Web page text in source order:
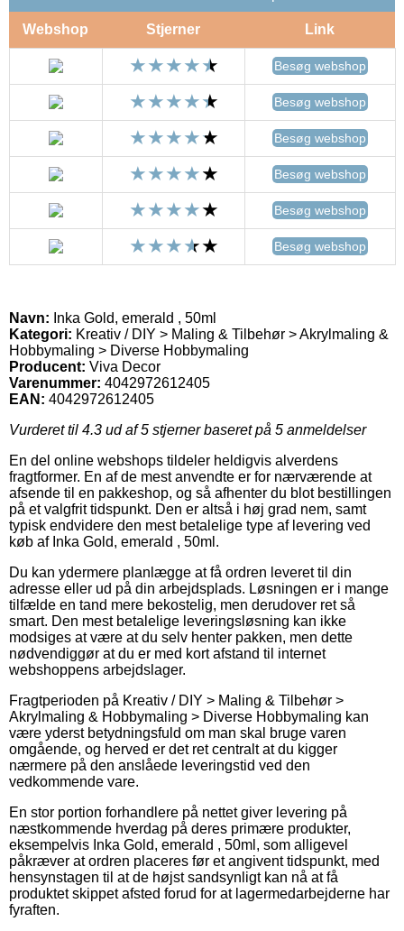
Webshop Stjerner Link
Besøg webshop
Besøg webshop
Besøg webshop
Besøg webshop
Besøg webshop
Besøg webshop
Navn: Inka Gold, emerald , 50ml
Kategori: Kreativ / DIY > Maling & Tilbehør > Akrylmaling &
Hobbymaling > Diverse Hobbymaling
Producent: Viva Decor
Varenummer: 4042972612405
EAN: 4042972612405
Vurderet til 4.3 ud af 5 stjerner baseret på 5 anmeldelser
En del online webshops tildeler heldigvis alverdens
fragtformer. En af de mest anvendte er for nærværende at
afsende til en pakkeshop, og så afhenter du blot bestillingen
på et valgfrit tidspunkt. Den er altså i høj grad nem, samt
typisk endvidere den mest betalelige type af levering ved
køb af Inka Gold, emerald , 50ml.
Du kan ydermere planlægge at få ordren leveret til din
adresse eller ud på din arbejdsplads. Løsningen er i mange
tilfælde en tand mere bekostelig, men derudover ret så
smart. Den mest betalelige leveringsløsning kan ikke
modsiges at være at du selv henter pakken, men dette
nødvendiggør at du er med kort afstand til internet
webshoppens arbejdslager.
Fragtperioden på Kreativ / DIY > Maling & Tilbehør >
Akrylmaling & Hobbymaling > Diverse Hobbymaling kan
være yderst betydningsfuld om man skal bruge varen
omgående, og herved er det ret centralt at du kigger
nærmere på den anslåede leveringstid ved den
vedkommende vare.
En stor portion forhandlere på nettet giver levering på
næstkommende hverdag på deres primære produkter,
eksempelvis Inka Gold, emerald , 50ml, som alligevel
påkræver at ordren placeres før et angivent tidspunkt, med
hensynstagen til at de højst sandsynligt kan nå at få
produktet skippet afsted forud for at lagermedarbejderne har
fyraften.